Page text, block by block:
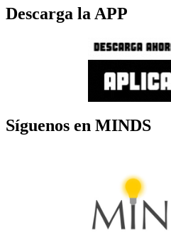
Descarga la APP
Síguenos en MINDS